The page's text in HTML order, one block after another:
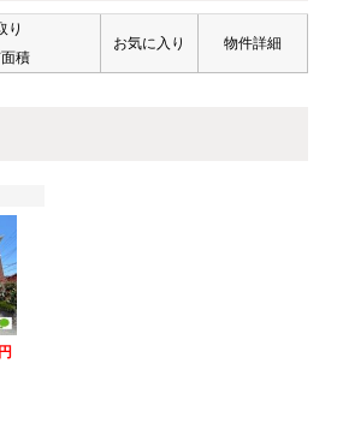
り
積
お気に入り 物件詳細